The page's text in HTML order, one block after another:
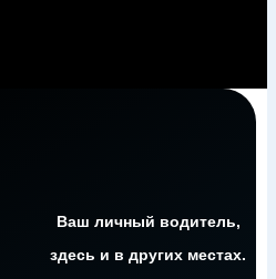
Ваш личный водитель,
здесь и в других местах.